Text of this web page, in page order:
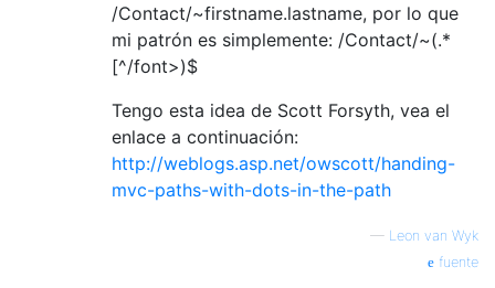
/Contact/~firstname.lastname, por lo que
mi patrón es simplemente: /Contact/~(.*
[^/font>)$
Tengo esta idea de Scott Forsyth, vea el
enlace a continuación:
http://weblogs.asp.net/owscott/handing-
mvc-paths-with-dots-in-the-path
— Leon van Wyk
fuente